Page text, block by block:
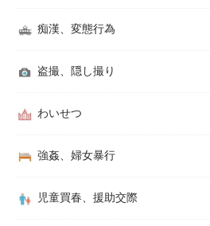
痴漢、変態行為
盗撮、隠し撮り
わいせつ
強姦、婦女暴行
児童買春、援助交際